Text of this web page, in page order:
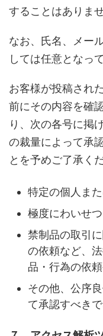
することはありませ
なお、氏名、メー
しては任意となっ
お客様が投稿され
前にその内容を確
り、次の各号に掲
の裁量によって承
とを予めご了承く
特定の個人ま
極度にわいせ
禁制品の取引
の依頼など、
品・行為の依
その他、公序
て承認すべき